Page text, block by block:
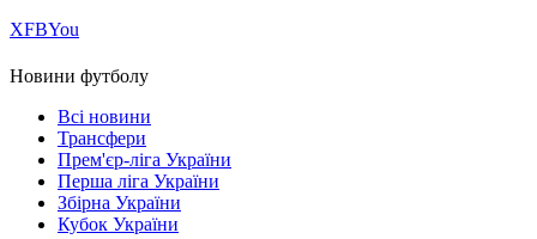
ХFBYou
Новини футболу
Всі новини
Трансфери
Прем'єр-ліга України
Перша ліга України
Збірна України
Кубок України